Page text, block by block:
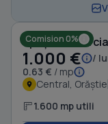
Comision 0%
Spațiu
1.000 €
/
0.63 € / mp
Central, Orăștie
1.600 mp utili